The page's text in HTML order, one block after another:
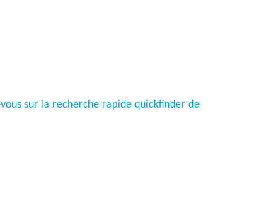
sur la recherche rapide quickfinder de